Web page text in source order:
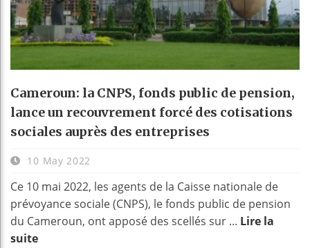
Cameroun: la CNPS, fonds public de pension,
lance un recouvrement forcé des cotisations
sociales auprès des entreprises
10 May 2022
Ce 10 mai 2022, les agents de la Caisse nationale de
prévoyance sociale (CNPS), le fonds public de pension
du Cameroun, ont apposé des scellés sur ... Lire la
suite